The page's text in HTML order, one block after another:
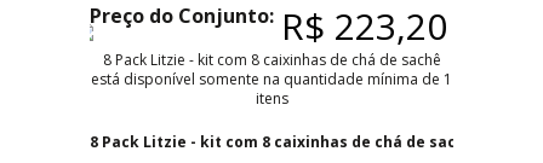
Preço do Conjunto: R$ 223,20
8 Pack Litzie - kit com 8 caixinhas de chá de sachê
está disponível somente na quantidade mínima de 1
itens
8 Pack Litzie - kit com 8 caixinhas de chá de sachê